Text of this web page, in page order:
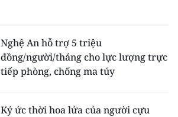
Nghệ An hỗ trợ 5 triệu
đồng/người/tháng cho lực lượng trực
tiếp phòng, chống ma túy
Ký ức thời hoa lửa của người cựu